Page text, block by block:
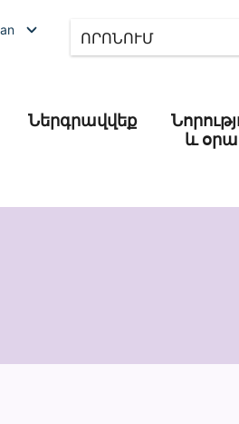
Ներգրավվեք
և